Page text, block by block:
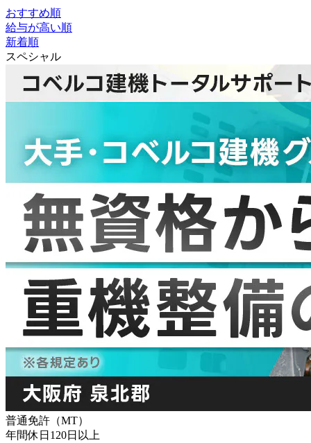
おすすめ順
給与が高い順
新着順
スペシャル
普通免許（MT）
年間休日120日以上